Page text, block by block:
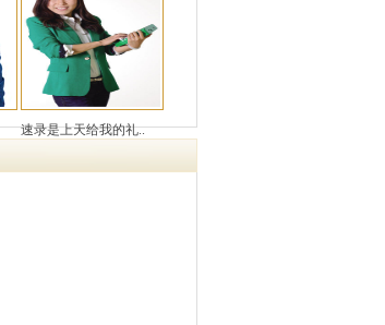
速录是上天给我的礼..